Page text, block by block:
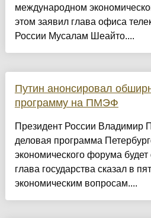
международном
этом заявил глава офиса
России Мусалам Шеайто....
Путин анонсировал
программу на ПМЭФ
Президент России Владимир
деловая программа
экономического форума
глава государства сказал в
экономическим вопросам....